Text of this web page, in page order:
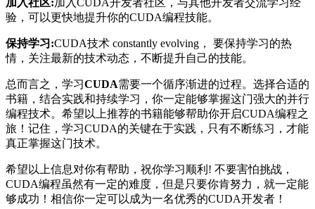
验，可以更快地提升你的CUDA编程技能。
保持学习:CUDA技术 constantly evolving， 要保持学习的热
情，关注最新的技术动态，不断提升自己的技能。
总而言之，学习CUDA需要一个循序渐进的过程。选择合适的
书籍，结合实践和持续学习，你一定能够掌握这门强大的并行
编程技术。希望以上推荐的书籍能够帮助你开启CUDA编程之
旅！记住，学习CUDA的关键在于实践，只有不断练习，才能
真正掌握这门技术。
希望以上信息对你有帮助，祝你学习顺利! 不要害怕挑战，
CUDA编程虽然有一定的难度，但是只要你肯努力，就一定能
够成功！相信你一定可以成为一名优秀的CUDA开发者！